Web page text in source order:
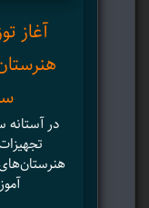
آغاز
در آستانه